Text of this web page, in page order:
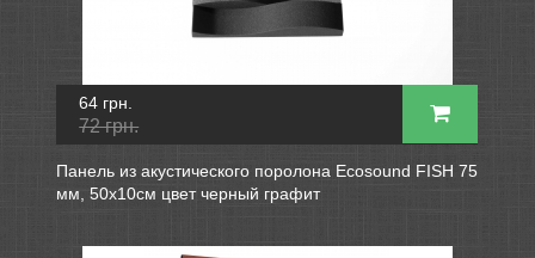
64 грн.
72 грн.
Панель из акустического поролона Ecosound FISH 75
мм, 50х10см цвет черный графит